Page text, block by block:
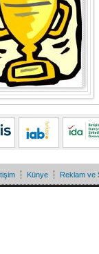
Künye Reklam ve